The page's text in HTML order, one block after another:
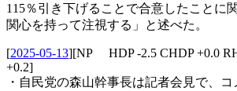
115％引き下げることで合意したことに
関心を持って注視する」と述べた。
[2025-05-13][NP HDP -2.5 CHDP +0.0
+0.2]
・自民党の森山幹事長は記者会見で、